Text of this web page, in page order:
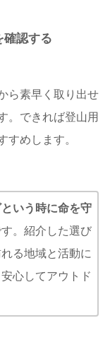
認する
ら素早く取り出せ
。できれば登山用
すめします。
いう時に命を守
。紹介した選び
る地域と活動に
心してアウトド